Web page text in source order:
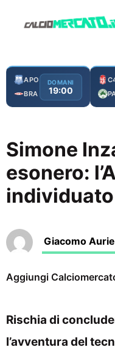
APO
BRA
DOMANI
19:00
Simone
esonero:
Giacomo
Aggiungi
Rischia di
l’avventura del